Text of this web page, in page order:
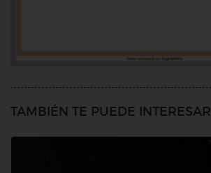
TAMBIÉN TE PUEDE INTERESAR